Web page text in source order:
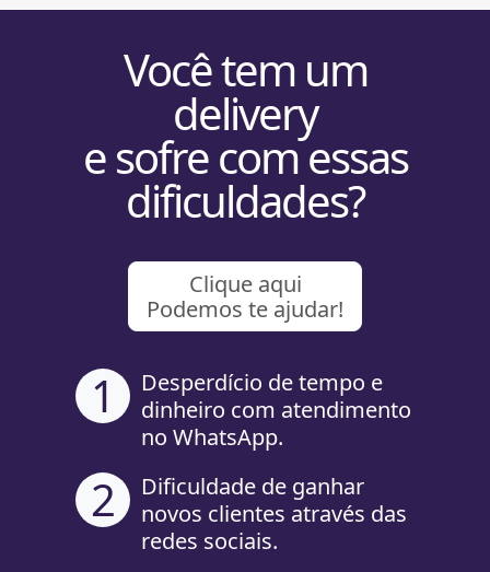
Você tem um
delivery
e sofre com essas
dificuldades?
Clique aqui
Podemos te ajudar!
1
Desperdício de tempo e
dinheiro com atendimento
no WhatsApp.
2
Dificuldade de ganhar
novos clientes através das
redes sociais.